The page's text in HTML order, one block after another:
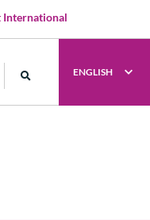
ENGLISH